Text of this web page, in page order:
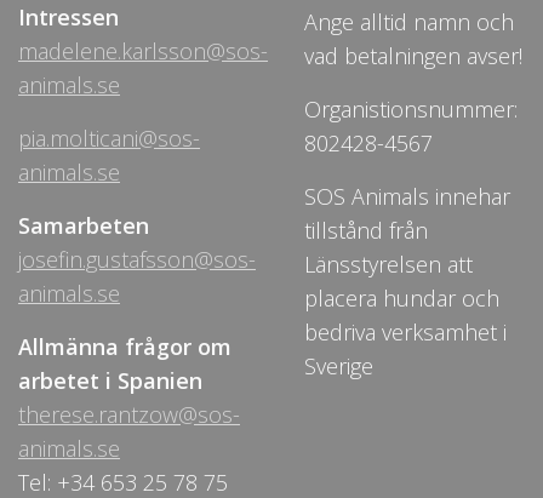
Intressen
madelene.karlsson@sos-
animals.se
pia.molticani@sos-
animals.se
Samarbeten
josefin.gustafsson@sos-
animals.se
Allmänna frågor om
arbetet i Spanien
therese.rantzow@sos-
animals.se
Tel: +34 653 25 78 75
Ange alltid namn och
vad betalningen avser!
Organistionsnummer:
802428-4567
SOS Animals innehar
tillstånd från
Länsstyrelsen att
placera hundar och
bedriva verksamhet i
Sverige